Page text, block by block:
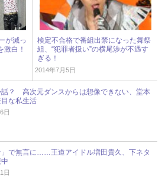
が減っ
激白！
検定不合格で番組出禁になった舞祭
組、“犯罪者扱い”の横尾渉が不遇す
ぎる！
2014年7月5日
話？ 高次元ダンスからは想像できない、堂本
な私生活
日
」で無言に……王道アイドル増田貴久、下ネタ
日